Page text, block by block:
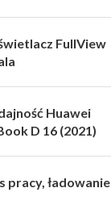
FullView
Huawei
D 16 (2021)
pracy, ładowanie